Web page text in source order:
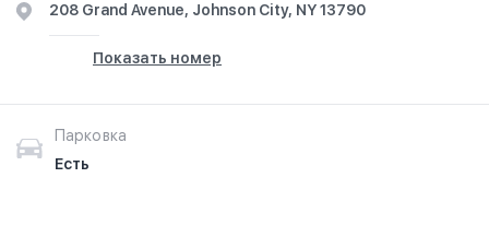
208 Grand Avenue, Johnson City, NY 13790
Показать номер
Парковка
Есть